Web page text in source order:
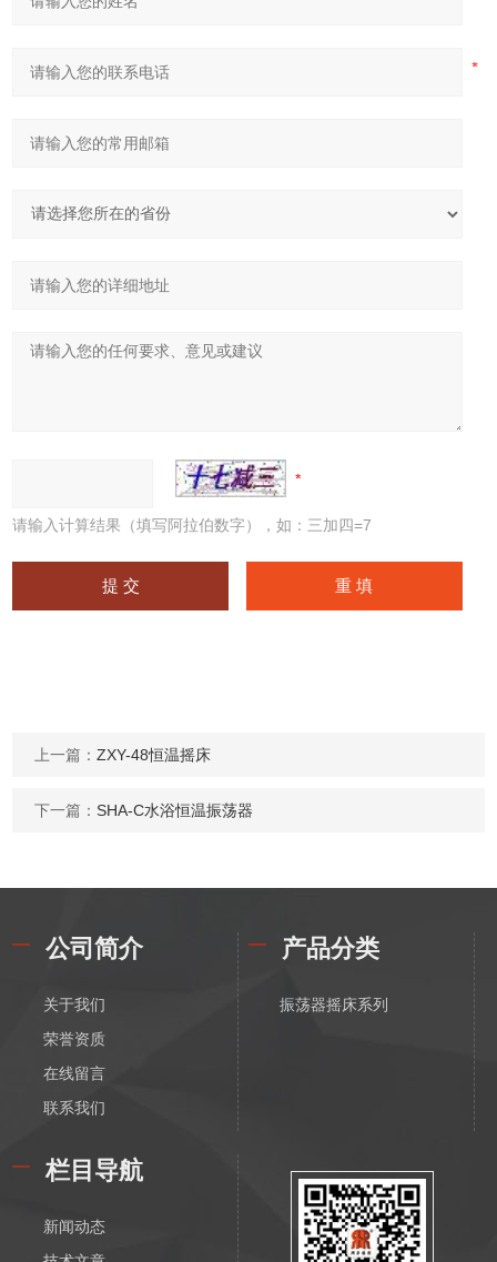
请输入计算结果（填写阿拉伯数字），如：三加四=7
上一篇：ZXY-48恒温摇床
下一篇： SHA-C水浴恒温振荡器
公司简介
关于我们
荣誉资质
在线留言
联系我们
产品分类
振荡器摇床系列
栏目导航
新闻动态